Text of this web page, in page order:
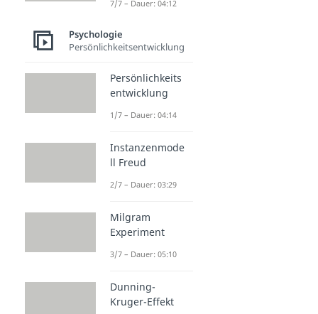
7/7 – Dauer: 04:12
Psychologie
Persönlichkeitsentwicklung
Persönlichkeits
entwicklung
1/7 – Dauer: 04:14
Instanzenmode
ll Freud
2/7 – Dauer: 03:29
Milgram
Experiment
3/7 – Dauer: 05:10
Dunning-
Kruger-Effekt